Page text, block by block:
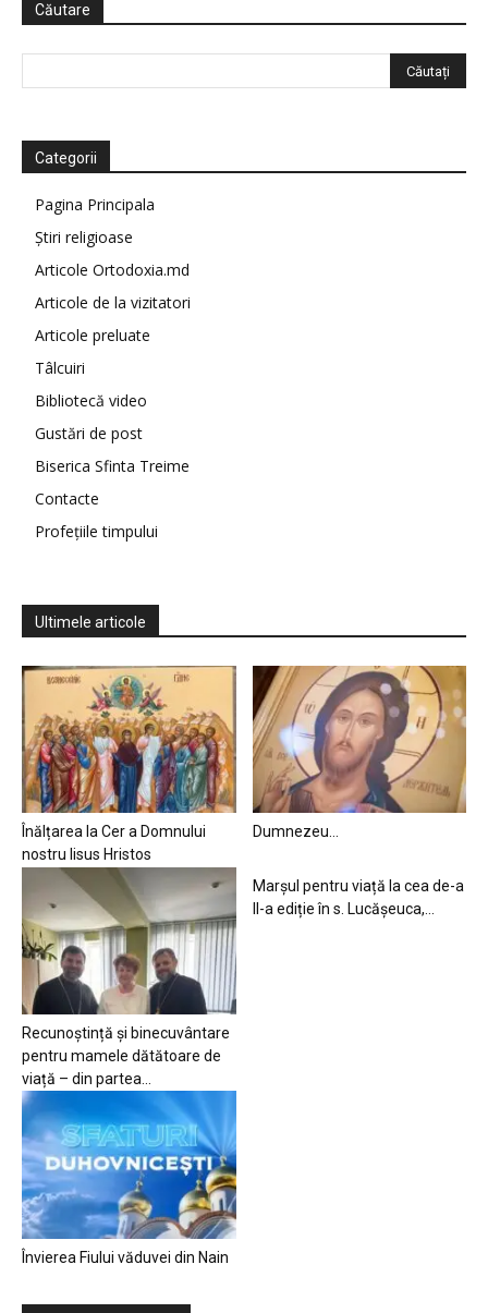
Căutare
Categorii
Pagina Principala
Știri religioase
Articole Ortodoxia.md
Articole de la vizitatori
Articole preluate
Tâlcuiri
Bibliotecă video
Gustări de post
Biserica Sfinta Treime
Contacte
Profețiile timpului
Ultimele articole
Înălțarea la Cer a Domnului
nostru Iisus Hristos
Dumnezeu…
Recunoștință și binecuvântare
pentru mamele dătătoare de
viață – din partea...
Marșul pentru viață la cea de-a
II-a ediție în s. Lucășeuca,...
Învierea Fiului văduvei din Nain